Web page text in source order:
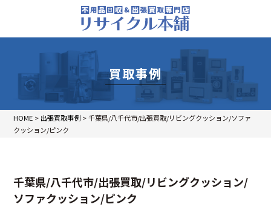
買取事例
HOME > 出張買取事例 >千葉県/八千代市/出張買取/リビングクッション/ソファ
クッション/ピンク
千葉県/八千代市/出張買取/リビングクッション/
ソファクッション/ピンク